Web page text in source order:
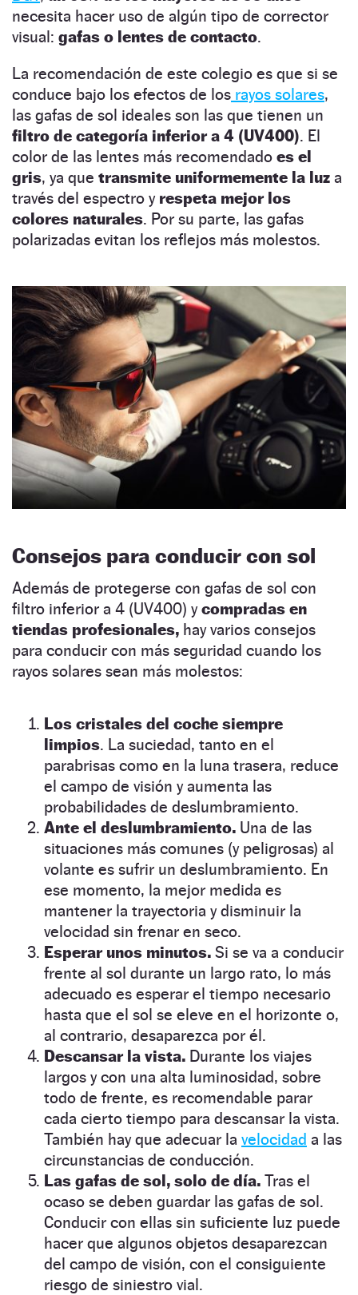
necesita hacer uso de algún tipo de corrector
visual: gafas o lentes de contacto.
La recomendación de este colegio es que si se
conduce bajo los efectos de los rayos solares,
las gafas de sol ideales son las que tienen un
filtro de categoría inferior a 4 (UV400). El
color de las lentes más recomendado es el
gris, ya que transmite uniformemente la luz a
través del espectro y respeta mejor los
colores naturales. Por su parte, las gafas
polarizadas evitan los reflejos más molestos.
Consejos para conducir con sol
Además de protegerse con gafas de sol con
filtro inferior a 4 (UV400) ycompradas en
tiendas profesionales, hay varios consejos
para conducir con más seguridad cuando los
rayos solares sean más molestos:
Los cristales del coche siempre
limpios. La suciedad, tanto en el
parabrisas como en la luna trasera, reduce
el campo de visión y aumenta las
probabilidades de deslumbramiento.
Ante el deslumbramiento. Una de las
situaciones más comunes (y peligrosas) al
volante es sufrir un deslumbramiento. En
ese momento, la mejor medida es
mantener la trayectoria y disminuir la
velocidad sin frenar en seco.
Esperar unos minutos. Si se va a conducir
frente al sol durante un largo rato, lo más
adecuado es esperar el tiempo necesario
hasta que el sol se eleve en el horizonte o,
al contrario, desaparezca por él.
Descansar la vista. Durante los viajes
largos y con una alta luminosidad, sobre
todo de frente, es recomendable parar
cada cierto tiempo para descansar la vista.
También hay que adecuar la velocidad a las
circunstancias de conducción.
Las gafas de sol, solo de día. Tras el
ocaso se deben guardar las gafas de sol.
Conducir con ellas sin suficiente luz puede
hacer que algunos objetos desaparezcan
del campo de visión, con el consiguiente
riesgo de siniestro vial.